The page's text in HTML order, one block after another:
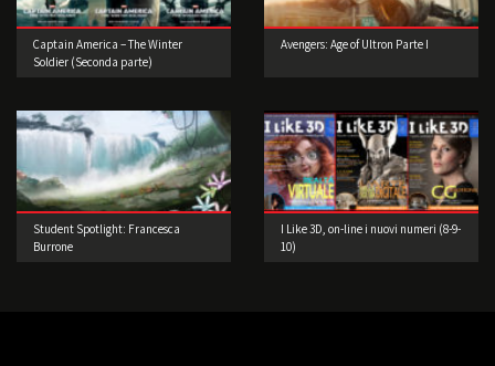
Captain America – The Winter
Soldier (Seconda parte)
Avengers: Age of Ultron Parte I
Student Spotlight: Francesca
Burrone
I Like 3D, on-line i nuovi numeri (8-9-
10)